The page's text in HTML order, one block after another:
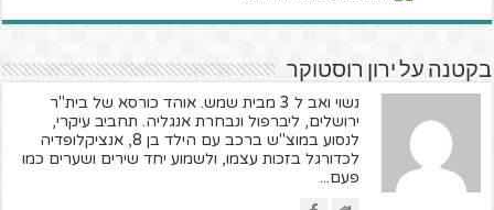
בקטנה על ירון רוסטוקר
נשוי ואב ל 3 מבית שמש. אוהד כורסא של בית"ר
ירושלים, ליברפול ונבחרת אנגליה. תחביב עיקרי,
לנסוע במוצ"ש ברכב עם הילד בן 8, אנציקלופדיה
לכדורגל בזכות עצמו, ולשמוע יחד שירים ושערים כמו
פעם...